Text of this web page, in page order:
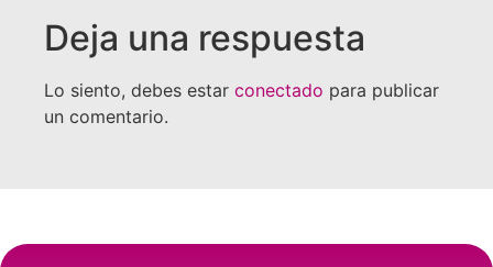
Deja una respuesta
Lo siento, debes estar conectado para publicar
un comentario.